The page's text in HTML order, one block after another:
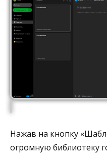
Нажав на кнопку
огромную библиотеку